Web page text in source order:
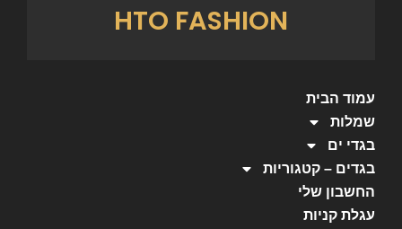
HTO FASHION
עמוד הבית
שמלות
בגדי ים
בגדים – קטגוריות
החשבון שלי
עגלת קניות